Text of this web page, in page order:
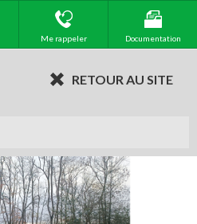
Me rappeler Documentation
RETOUR AU SITE